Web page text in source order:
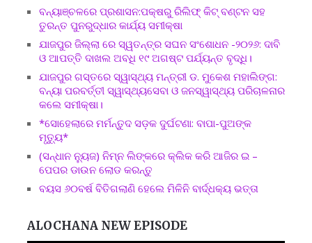
ବନ୍ୟାଞ୍ଚଳରେ ପ୍ରଶାସନ:ପକ୍ଷରୁ ରିଲିଫ୍ କିଟ୍ ବଣ୍ଟନ ସହ
ତୁରନ୍ତ ପୁନରୁଦ୍ଧାର କାର୍ଯ୍ୟ ସମୀକ୍ଷା
ଯାଜପୁର ଜିଲ୍ଲା ରେ ସ୍ୱତନ୍ତ୍ର ସଘନ ସଂଶୋଧନ -୨୦୨୬: ଦାବି
ଓ ଆପତ୍ତି ଦାଖଲ ଅବଧି ୧୯ ଅଗଷ୍ଟ ପର୍ଯ୍ୟନ୍ତ ବୃଦ୍ଧି।
ଯାଜପୁର ଗସ୍ତରେ ସ୍ୱାସ୍ଥ୍ୟ ମନ୍ତ୍ରୀ ଡ. ମୁକେଶ ମହାଲିଙ୍ଗ:
ବନ୍ୟା ପରବର୍ତ୍ତୀ ସ୍ୱାସ୍ଥ୍ୟସେବା ଓ ଜନସ୍ୱାସ୍ଥ୍ୟ ପରିଚାଳନାର
କଲେ ସମୀକ୍ଷା।
*ସୋହେଲାରେ ମର୍ମନ୍ତୁଦ ସଡ଼କ ଦୁର୍ଘଟଣା: ବାପା-ପୁଅଙ୍କ
ମୃତ୍ୟୁ*
(ସନ୍ଧାନ ନ୍ୟୁଜ) ନିମ୍ନ ଲିଙ୍କରେ କ୍ଲିକ କରି ଆଜିର ଇ –
ପେପର ଡାଉନ ଲୋଡ କରନ୍ତୁ
ବୟସ ୬୦ବର୍ଷ ବିତିଗଲାଣି ହେଲେ ମିଳିନି ବାର୍ଦ୍ଧକ୍ୟ ଭତ୍ତା
ALOCHANA NEW EPISODE